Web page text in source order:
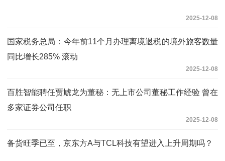
2025-12-08
国家税务总局：今年前11个月办理离境退税的境外旅客数量
同比增长285% 滚动
2025-12-08
百胜智能聘任贾虓龙为董秘：无上市公司董秘工作经验 曾在
多家证券公司任职
2025-12-08
备货旺季已至，京东方A与TCL科技有望进入上升周期吗？